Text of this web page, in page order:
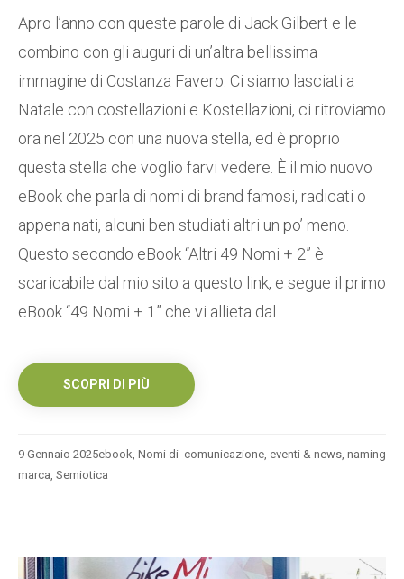
Apro l’anno con queste parole di Jack Gilbert e le
combino con gli auguri di un’altra bellissima
immagine di Costanza Favero. Ci siamo lasciati a
Natale con costellazioni e Kostellazioni, ci ritroviamo
ora nel 2025 con una nuova stella, ed è proprio
questa stella che voglio farvi vedere. È il mio nuovo
eBook che parla di nomi di brand famosi, radicati o
appena nati, alcuni ben studiati altri un po’ meno.
Questo secondo eBook “Altri 49 Nomi + 2” è
scaricabile dal mio sito a questo link, e segue il primo
eBook “49 Nomi + 1” che vi allieta dal...
SCOPRI DI PIÙ
9 Gennaio 2025 comunicazione eventi & news naming
ebook Nomi di
marca Semiotica